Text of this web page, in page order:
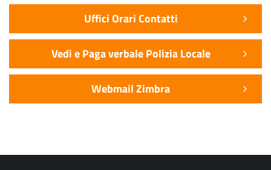
Uffici Orari Contatti
Vedi e Paga verbale Polizia Locale
Webmail Zimbra